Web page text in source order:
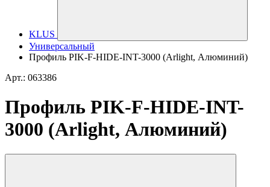
KLUS
Универсальный
Профиль PIK-F-HIDE-INT-3000 (Arlight, Алюминий)
Арт.: 063386
Профиль PIK-F-HIDE-INT-
3000 (Arlight, Алюминий)